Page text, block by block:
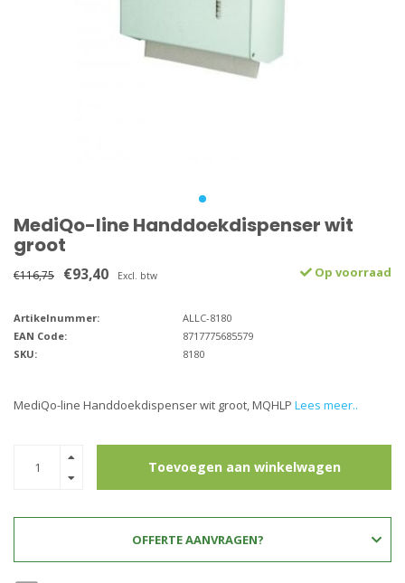
MediQo-line Handdoekdispenser wit
groot
€116,75 €93,40 Excl. btw Op voorraad
Artikelnummer:
ALLC-8180
EAN Code:
8717775685579
SKU:
8180
MediQo-line Handdoekdispenser wit groot, MQHLP Lees meer..
Toevoegen aan winkelwagen
OFFERTE AANVRAGEN?